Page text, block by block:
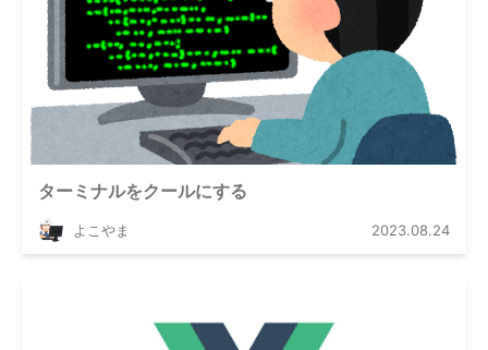
ターミナルをクールにする
よこやま 2023.08.24